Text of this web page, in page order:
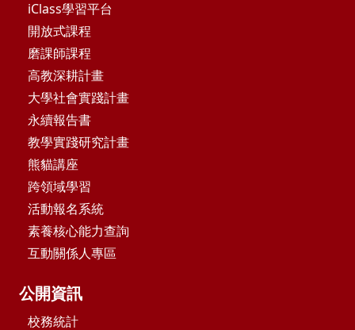
iClass學習平台
開放式課程
磨課師課程
高教深耕計畫
大學社會實踐計畫
永續報告書
教學實踐研究計畫
熊貓講座
跨領域學習
活動報名系統
素養核心能力查詢
互動關係人專區
公開資訊
校務統計